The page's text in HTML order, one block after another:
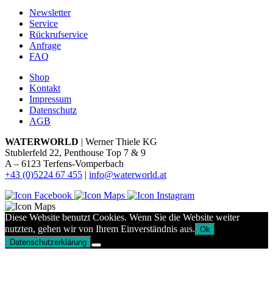
Newsletter
Service
Rückrufservice
Anfrage
FAQ
Shop
Kontakt
Impressum
Datenschutz
AGB
WATERWORLD | Werner Thiele KG
Stublerfeld 22, Penthouse Top 7 & 9
A – 6123 Terfens-Vomperbach
+43 (0)5224 67 455 | info@waterworld.at
Diese Website benutzt Cookies. Wenn Sie die Website weiter
nutzten, gehen wir von Ihrem Einverständnis aus. Ok
Datenschutzerklärung